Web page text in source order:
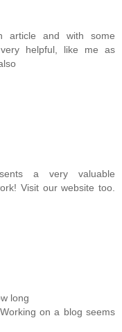
article and with some
helpful, like me as
a very valuable
Visit our website too.
long
on a blog seems